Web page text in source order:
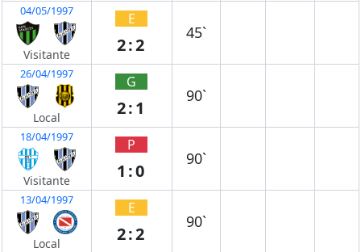
04/05/1997
Visitante
E
2:2
45`
26/04/1997
Local
G
2:1
90`
18/04/1997
Visitante
P
1:0
90`
13/04/1997
Local
E
2:2
90`